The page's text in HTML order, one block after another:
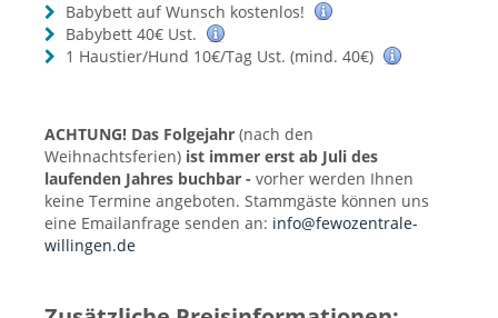
Babybett auf Wunsch kostenlos!
Babybett 40€ Ust.
1 Haustier/Hund 10€/Tag Ust. (mind. 40€)
ACHTUNG! Das Folgejahr (nach den
Weihnachtsferien) ist immer erst ab Juli des
laufenden Jahres buchbar - vorher werden Ihnen
keine Termine angeboten. Stammgäste können uns
eine Emailanfrage senden an: info@fewozentrale-
willingen.de